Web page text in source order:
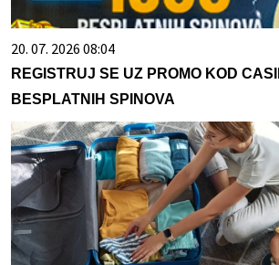
20. 07. 2026 08:04
REGISTRUJ SE UZ PROMO KOD
BESPLATNIH SPINOVA